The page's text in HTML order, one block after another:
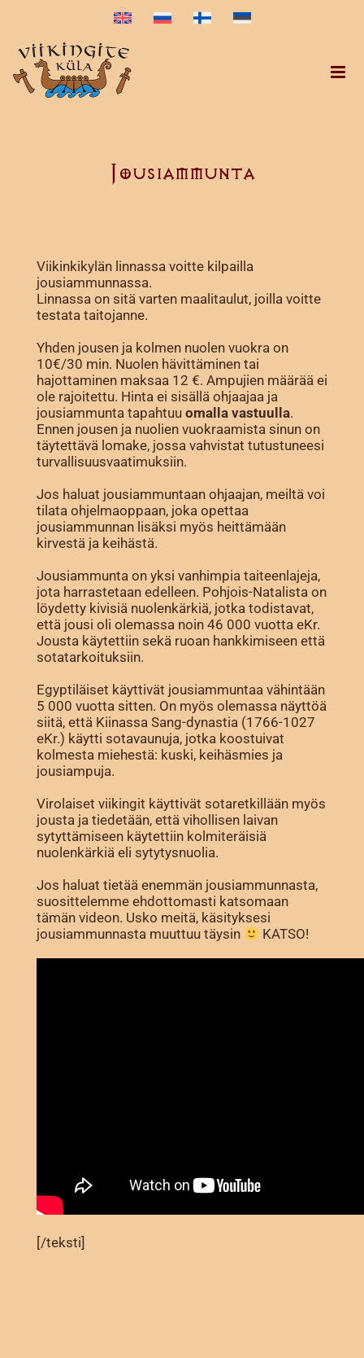
content
Jousiammunta
Viikinkikylän linnassa voitte kilpailla
jousiammunnassa.
Linnassa on sitä varten maalitaulut, joilla voitte
testata taitojanne.
Yhden jousen ja kolmen nuolen vuokra on
10€/30 min. Nuolen hävittäminen tai
hajottaminen maksaa 12 €. Ampujien määrää ei
ole rajoitettu. Hinta ei sisällä ohjaajaa ja
jousiammunta tapahtuu omalla vastuulla.
Ennen jousen ja nuolien vuokraamista sinun on
täytettävä lomake, jossa vahvistat tutustuneesi
turvallisuusvaatimuksiin.
Jos haluat jousiammuntaan ohjaajan, meiltä voi
tilata ohjelmaoppaan, joka opettaa
jousiammunnan lisäksi myös heittämään
kirvestä ja keihästä.
Jousiammunta on yksi vanhimpia taiteenlajeja,
jota harrastetaan edelleen. Pohjois-Natalista on
löydetty kivisiä nuolenkärkiä, jotka todistavat,
että jousi oli olemassa noin 46 000 vuotta eKr.
Jousta käytettiin sekä ruoan hankkimiseen että
sotatarkoituksiin.
Egyptiläiset käyttivät jousiammuntaa vähintään
5 000 vuotta sitten. On myös olemassa näyttöä
siitä, että Kiinassa Sang-dynastia (1766-1027
eKr.) käytti sotavaunuja, jotka koostuivat
kolmesta miehestä: kuski, keihäsmies ja
jousiampuja.
Virolaiset viikingit käyttivät sotaretkillään myös
jousta ja tiedetään, että vihollisen laivan
sytyttämiseen käytettiin kolmiteräisiä
nuolenkärkiä eli sytytysnuolia.
Jos haluat tietää enemmän jousiammunnasta,
suosittelemme ehdottomasti katsomaan
tämän videon. Usko meitä, käsityksesi
jousiammunnasta muuttuu täysin
KATSO!
[/teksti]